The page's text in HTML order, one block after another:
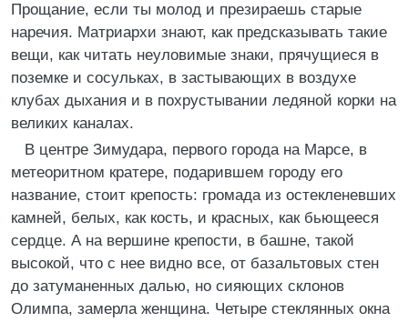
Прощание, если ты молод и презираешь старые
наречия. Матриархи знают, как предсказывать такие
вещи, как читать неуловимые знаки, прячущиеся в
поземке и сосульках, в застывающих в воздухе
клубах дыхания и в похрустывании ледяной корки на
великих каналах.
В центре Зимудара, первого города на Марсе, в
метеоритном кратере, подарившем городу его
название, стоит крепость: громада из остекленевших
камней, белых, как кость, и красных, как бьющееся
сердце. А на вершине крепости, в башне, такой
высокой, что с нее видно все, от базальтовых стен
до затуманенных далью, но сияющих склонов
Олимпа, замерла женщина. Четыре стеклянных окна